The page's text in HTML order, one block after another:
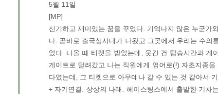
5월 11일
[MP]
신기하고 재미있는 꿈을 꾸었다. 기억나지 않은 누군
다. 곧바로 출국심사대가 나왔고 그곳에서 우리는 수
었다. 나올 때 티켓을 받았는데, 웃긴 건 탑승시간과
게이트로 달려갔고 나는 직원에게 영어로(!) 자초지종
다였는데, 그 티켓으로 아무데나 갈 수 있는 것 같아서
+ 자기연결. 상상의 나래. 헤이스팅스에서 출발한 기차